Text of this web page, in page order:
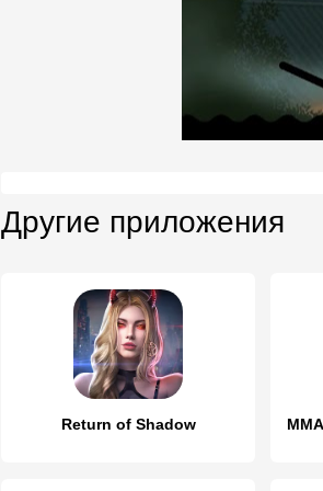
Другие приложения
Return of Shadow